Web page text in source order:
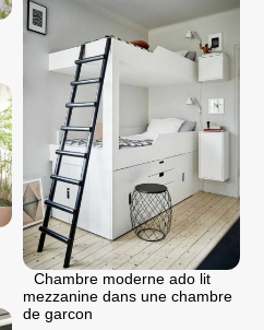
Chambre moderne ado lit
mezzanine dans une chambre
de garcon